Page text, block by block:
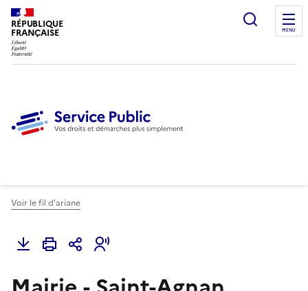
RÉPUBLIQUE
FRANÇAISE
Ouvrir
MENU
Voir le fil d'ariane